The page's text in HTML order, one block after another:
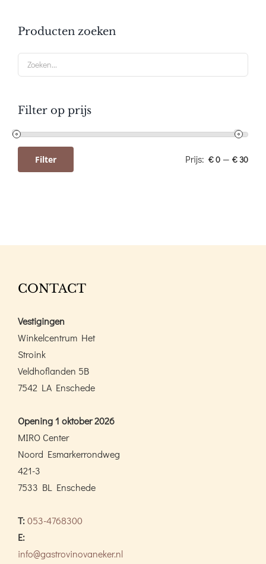
Producten zoeken
Filter op prijs
Max.
Filter Prijs: € 0 — € 30
CONTACT
Vestigingen
Winkelcentrum Het
Stroink
Veldhoflanden 5B
7542 LA Enschede
Opening 1 oktober 2026
MIRO Center
Noord Esmarkerrondweg
421-3
7533 BL Enschede
T:053-4768300
E:
info@gastrovinovaneker.nl